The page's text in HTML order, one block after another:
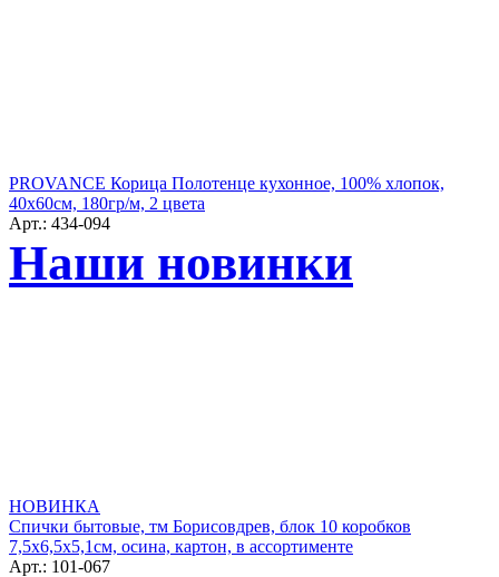
PROVANCE Корица Полотенце кухонное, 100% хлопок,
40х60см, 180гр/м, 2 цвета
Арт.: 434-094
Наши новинки
НОВИНКА
Спички бытовые, тм Борисовдрев, блок 10 коробков
7,5х6,5х5,1см, осина, картон, в ассортименте
Арт.: 101-067